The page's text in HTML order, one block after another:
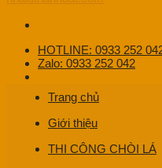
HOTLINE: 0933 252
Zalo: 0933 252 042
Trang chủ
Giới thiệu
THI CÔNG CHÒI LÁ